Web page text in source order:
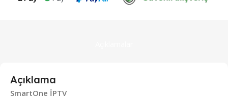
Açıklama
SmartOne İPTV